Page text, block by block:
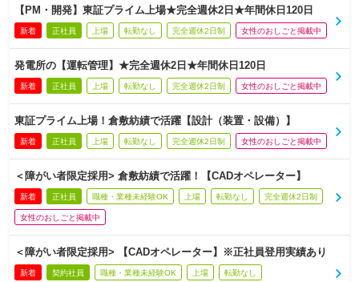
【PM・開発】東証プライム上場★完全週休2日★年間休日120日
新着 正社員 上場 転勤なし 完全週休2日制 女性のおしごと掲載中
発電所の【運転管理】★完全週休2日★年間休日120日
新着 正社員 上場 転勤なし 完全週休2日制 女性のおしごと掲載中
東証プライム上場！倉敷紡績で活躍【設計（装置・設備）】
新着 正社員 上場 転勤なし 完全週休2日制 女性のおしごと掲載中
＜障がい者限定採用> 倉敷紡績で活躍！【CADオペレーター】
新着 正社員 職種・業種未経験OK 上場 転勤なし 完全週休2日制
女性のおしごと掲載中
＜障がい者限定採用> 【CADオペレーター】※正社員登用実績あり
新着 契約社員 職種・業種未経験OK 上場 転勤なし